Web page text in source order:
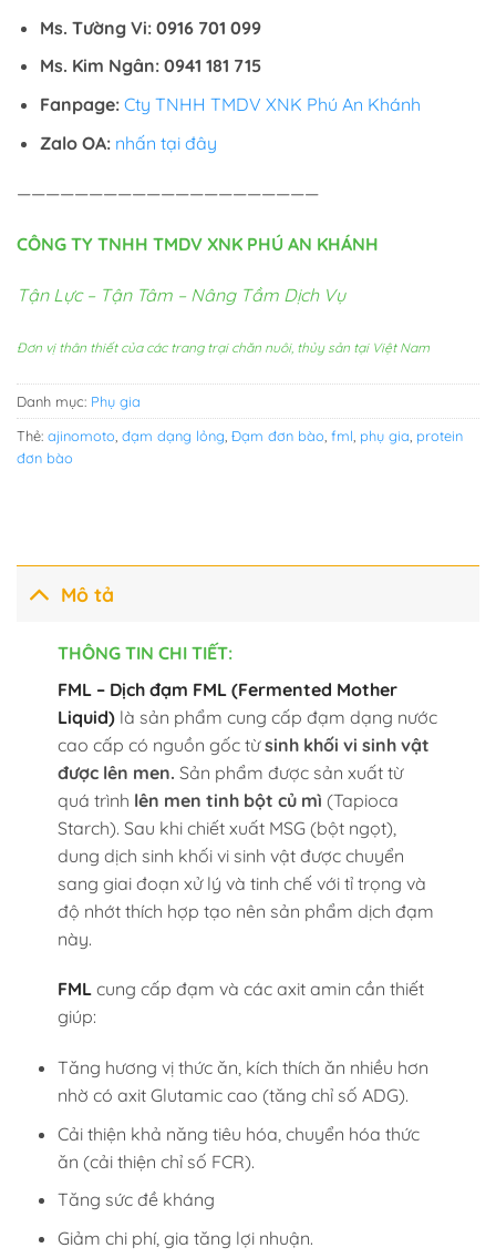
Ms. Tường Vi: 0916 701 099
Ms. Kim Ngân: 0941 181 715
Fanpage: Cty TNHH TMDV XNK Phú An Khánh
Zalo OA: nhấn tại đây
—————————————————————
CÔNG TY TNHH TMDV XNK PHÚ AN KHÁNH
Tận Lực – Tận Tâm – Nâng Tầm Dịch Vụ
Đơn vị thân thiết của các trang trại chăn nuôi, thủy sản tại Việt Nam
Danh mục: Phụ gia
Thẻ: ajinomoto đạm dạng lỏng Đạm đơn bào fml phụ gia protein
đơn bào
Mô tả
THÔNG TIN CHI TIẾT:
FML – Dịch đạm FML (Fermented Mother
Liquid) là sản phẩm cung cấp đạm dạng nước
cao cấp có nguồn gốc từsinh khối vi sinh vật
được lên men. Sản phẩm được sản xuất từ
quá trình lên men tinh bột củ mì (Tapioca
Starch). Sau khi chiết xuất MSG (bột ngọt),
dung dịch sinh khối vi sinh vật được chuyển
sang giai đoạn xử lý và tinh chế với tỉ trọng và
độ nhớt thích hợp tạo nên sản phẩm dịch đạm
này.
FML cung cấp đạm và các axit amin cần thiết
giúp:
Tăng hương vị thức ăn, kích thích ăn nhiều hơn
nhờ có axit Glutamic cao (tăng chỉ số ADG).
Cải thiện khả năng tiêu hóa, chuyển hóa thức
ăn (cải thiện chỉ số FCR).
Tăng sức đề kháng
Giảm chi phí, gia tăng lợi nhuận.